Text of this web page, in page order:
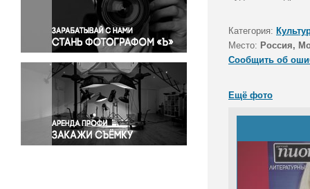
Правосудие
Происшествия и конфликты
Религия
Светская жизнь
Спорт
Экология
Экономика и бизнес
Категория:
Место: Россия,
Сообщить об
Ещё фото